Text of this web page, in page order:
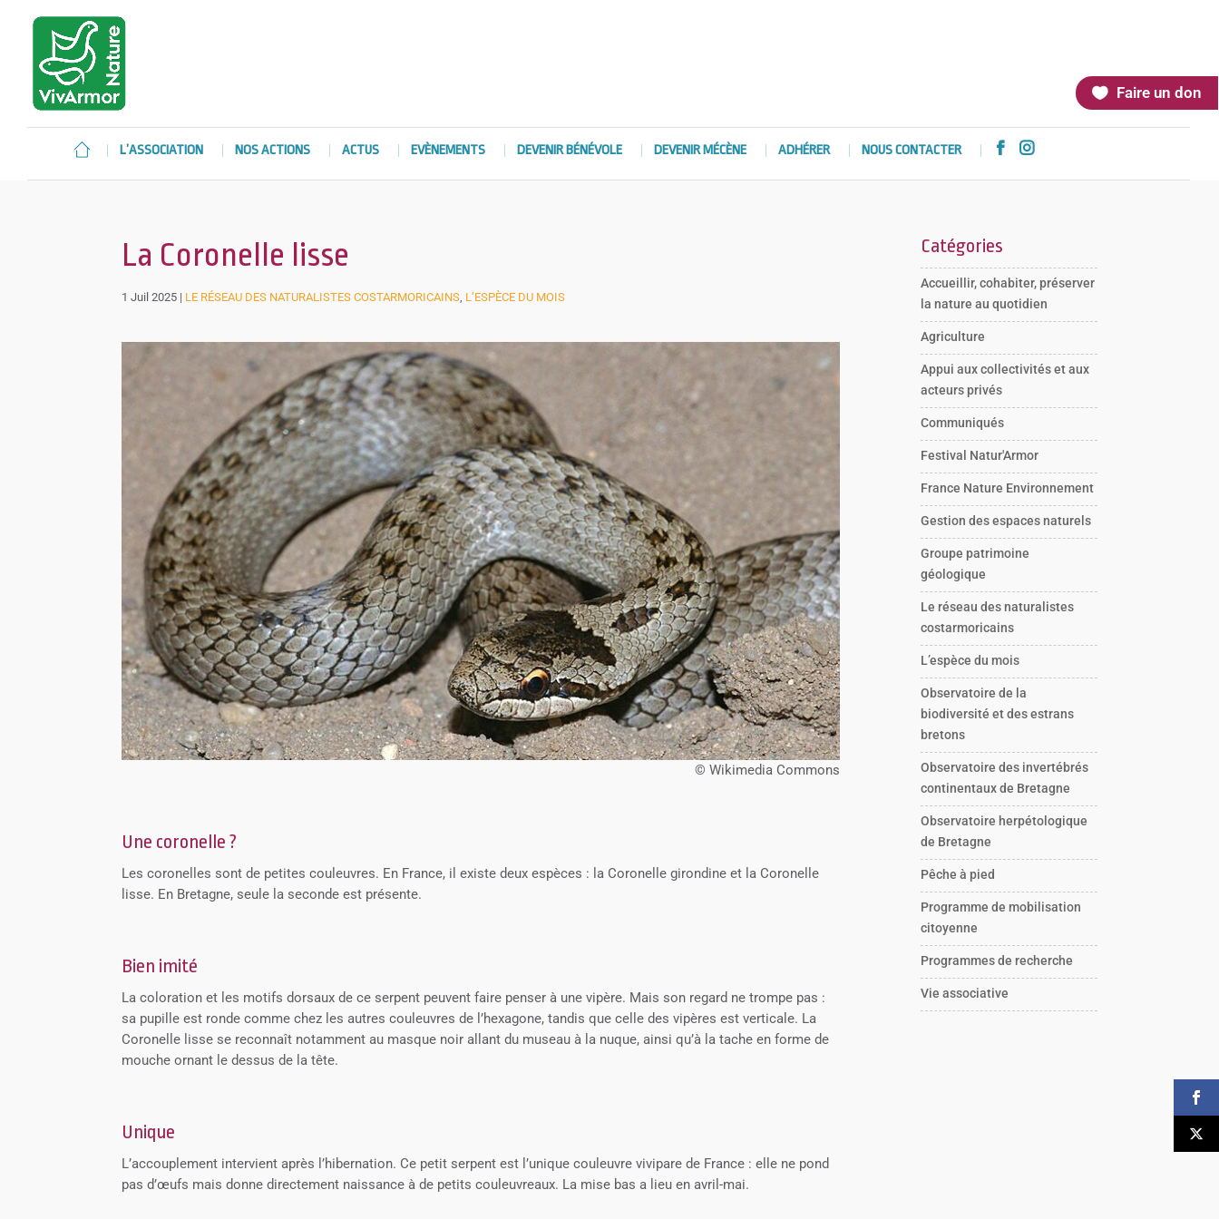
Faire un don
L’ASSOCIATION NOS ACTIONS ACTUS EVÈNEMENTS DEVENIR BÉNÉVOLE DEVENIR MÉCÈNE ADHÉRER NOUS CONTACTER  
La Coronelle lisse
1 Juil 2025 | LE RÉSEAU DES NATURALISTES COSTARMORICAINS, L’ESPÈCE DU MOIS
© Wikimedia Commons
Une coronelle ?
Les coronelles sont de petites couleuvres. En France, il existe deux espèces : la Coronelle girondine et la Coronelle
lisse. En Bretagne, seule la seconde est présente.
Bien imité
La coloration et les motifs dorsaux de ce serpent peuvent faire penser à une vipère. Mais son regard ne trompe pas :
sa pupille est ronde comme chez les autres couleuvres de l’hexagone, tandis que celle des vipères est verticale. La
Coronelle lisse se reconnaît notamment au masque noir allant du museau à la nuque, ainsi qu’à la tache en forme de
mouche ornant le dessus de la tête.
Unique
L’accouplement intervient après l’hibernation. Ce petit serpent est l’unique couleuvre vivipare de France : elle ne pond
pas d’œufs mais donne directement naissance à de petits couleuvreaux. La mise bas a lieu en avril-mai.
Catégories
Accueillir, cohabiter, préserver
la nature au quotidien
Agriculture
Appui aux collectivités et aux
acteurs privés
Communiqués
Festival Natur'Armor
France Nature Environnement
Gestion des espaces naturels
Groupe patrimoine
géologique
Le réseau des naturalistes
costarmoricains
L’espèce du mois
Observatoire de la
biodiversité et des estrans
bretons
Observatoire des invertébrés
continentaux de Bretagne
Observatoire herpétologique
de Bretagne
Pêche à pied
Programme de mobilisation
citoyenne
Programmes de recherche
Vie associative